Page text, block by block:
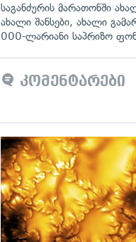
საგანძურის მარათონში
ახალი შანსები, ახალი
000-ლარიანი საპრიზო
კომენტარები